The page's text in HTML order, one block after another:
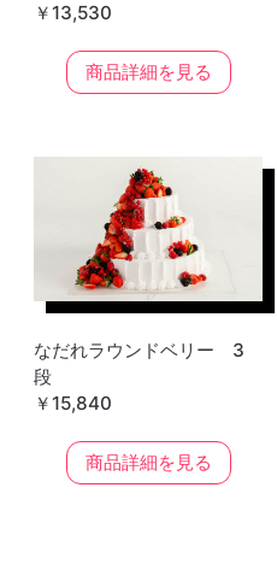
￥13,530
商品詳細を見る
なだれラウンドベリー 3
段
￥15,840
商品詳細を見る